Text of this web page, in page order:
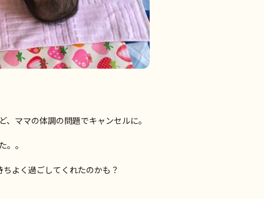
ママの体調の問題でキャンセルに。
。。
よく過ごしてくれたのかも？